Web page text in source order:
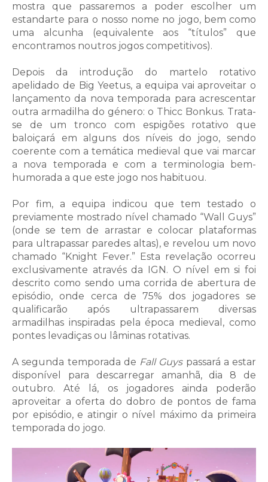
mostra que passaremos a poder escolher um
estandarte para o nosso nome no jogo, bem como
uma alcunha (equivalente aos “títulos” que
encontramos noutros jogos competitivos).
Depois da introdução do martelo rotativo
apelidado de Big Yeetus, a equipa vai aproveitar o
lançamento da nova temporada para acrescentar
outra armadilha do género: o Thicc Bonkus. Trata-
se de um tronco com espigões rotativo que
baloiçará em alguns dos níveis do jogo, sendo
coerente com a temática medieval que vai marcar
a nova temporada e com a terminologia bem-
humorada a que este jogo nos habituou.
Por fim, a equipa indicou que tem testado o
previamente mostrado nível chamado “Wall Guys”
(onde se tem de arrastar e colocar plataformas
para ultrapassar paredes altas), e revelou um novo
chamado “Knight Fever.” Esta revelação ocorreu
exclusivamente através da IGN. O nível em si foi
descrito como sendo uma corrida de abertura de
episódio, onde cerca de 75% dos jogadores se
qualificarão após ultrapassarem diversas
armadilhas inspiradas pela época medieval, como
pontes levadiças ou lâminas rotativas.
A segunda temporada de Fall Guyspassará a estar
disponível para descarregar amanhã, dia 8 de
outubro. Até lá, os jogadores ainda poderão
aproveitar a oferta do dobro de pontos de fama
por episódio, e atingir o nível máximo da primeira
temporada do jogo.